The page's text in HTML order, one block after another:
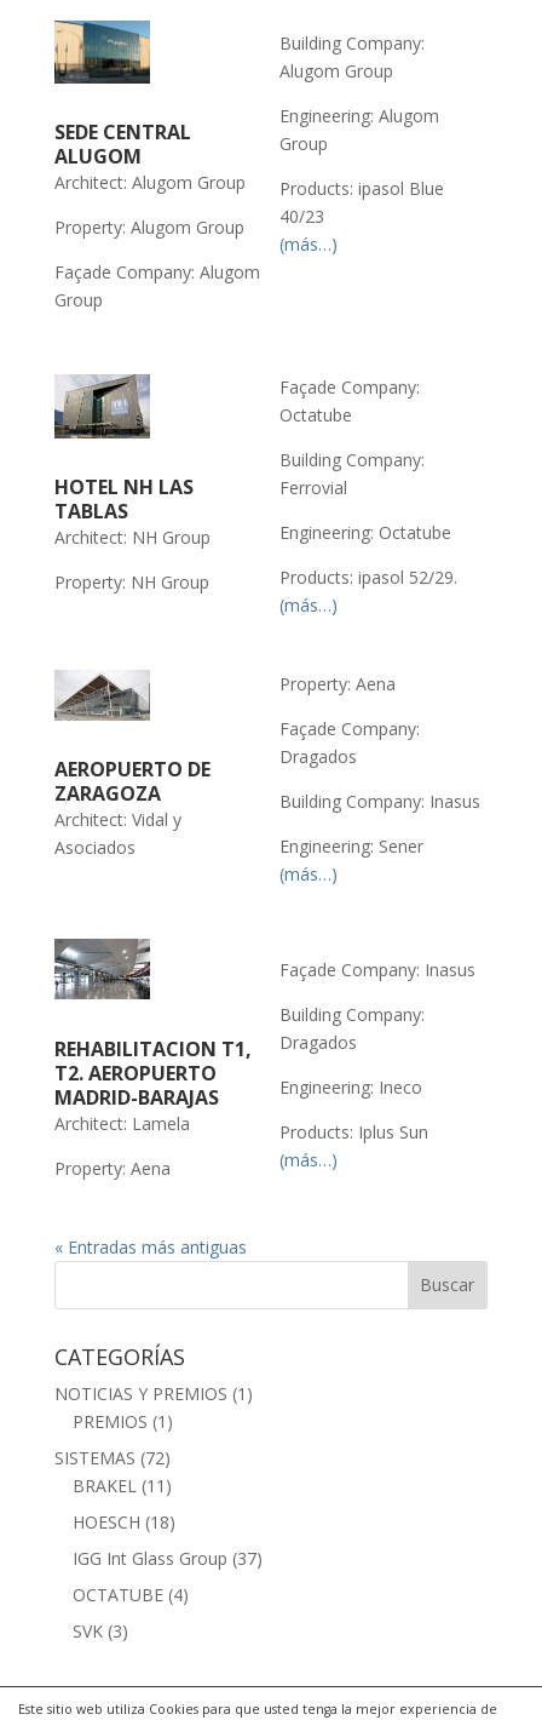
Este sitio web utiliza Cookies para que usted tenga la mejor experiencia de
SEDE CENTRAL
ALUGOM
Architect: Alugom Group
Property: Alugom Group
Façade Company: Alugom
Group
Building Company:
Alugom Group
Engineering: Alugom
Group
Products: ipasol Blue
40/23
(más…)
HOTEL NH LAS
TABLAS
Architect: NH Group
Property: NH Group
Façade Company:
Octatube
Building Company:
Ferrovial
Engineering: Octatube
Products: ipasol 52/29.
(más…)
AEROPUERTO DE
ZARAGOZA
Architect: Vidal y
Asociados
Property: Aena
Façade Company:
Dragados
Building Company: Inasus
Engineering: Sener
(más…)
REHABILITACION T1,
T2. AEROPUERTO
MADRID-BARAJAS
Architect: Lamela
Property: Aena
Façade Company: Inasus
Building Company:
Dragados
Engineering: Ineco
Products: Iplus Sun
(más…)
« Entradas más antiguas
CATEGORÍAS
NOTICIAS Y PREMIOS (1)
PREMIOS (1)
SISTEMAS (72)
BRAKEL (11)
HOESCH (18)
IGG Int Glass Group (37)
OCTATUBE(4)
SVK(3)